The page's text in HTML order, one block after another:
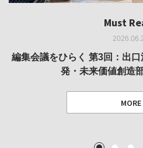
Must
編集会議をひらく 第3回：出
発・未来価値創造
MORE
Must
REVIEW｜果たして美術家・
作家」となること
Must
REPORT｜博
Must
REVIEW｜菊池聡太朗
Must
REVIEW｜生の存在証明とし
展